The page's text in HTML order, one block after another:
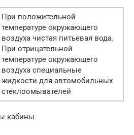
При положительной
температуре окружающего
воздуха чистая питьевая вода.
При отрицательной
температуре окружающего
воздуха специальные
жидкости для автомобильных
стеклоомывателей
кабины